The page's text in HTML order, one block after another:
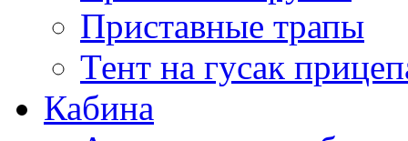
Приставные трапы
Тент на гусак
Кабина